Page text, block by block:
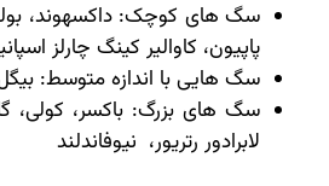
سگ های کوچک: داکسهوند،
پاپیون، کاوالیر کینگ چارلز
سگ هایی با اندازه متوسط:
سگ های بزرگ: باکسر، کولی،
لابرادور رتریور، نیوفاندلند